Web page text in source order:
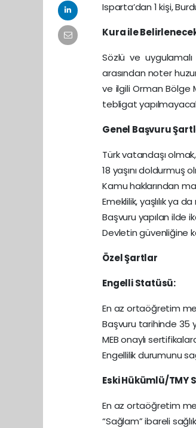
Isparta’dan 1 kişi,
Kura ile
Sözlü ve uygulamalı
arasından noter
ve ilgili Orman Bölge
tebligat
Genel Başvuru
Türk vatandaşı olmak,
18 yaşını doldurmuş
Kamu haklarından
Emeklilik, yaşlılık ya
Başvuru yapılan ilde
Devletin güvenliğine
Özel Şartlar
Engelli Statüsü:
En az ortaöğretim
Başvuru tarihinde 35
MEB onaylı
Engellilik durumunu
Eski Hükümlü/TMY
En az ortaöğretim
“Sağlam” ibareli